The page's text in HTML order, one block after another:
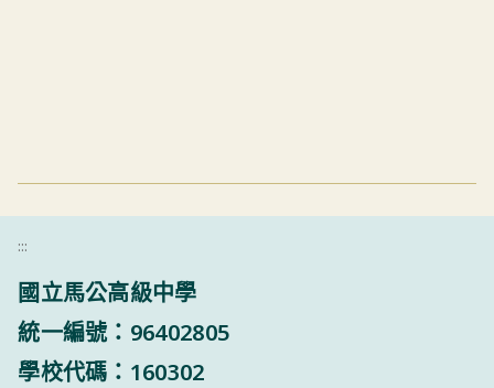
:::
國立馬公高級中學
統一編號：96402805
學校代碼：160302